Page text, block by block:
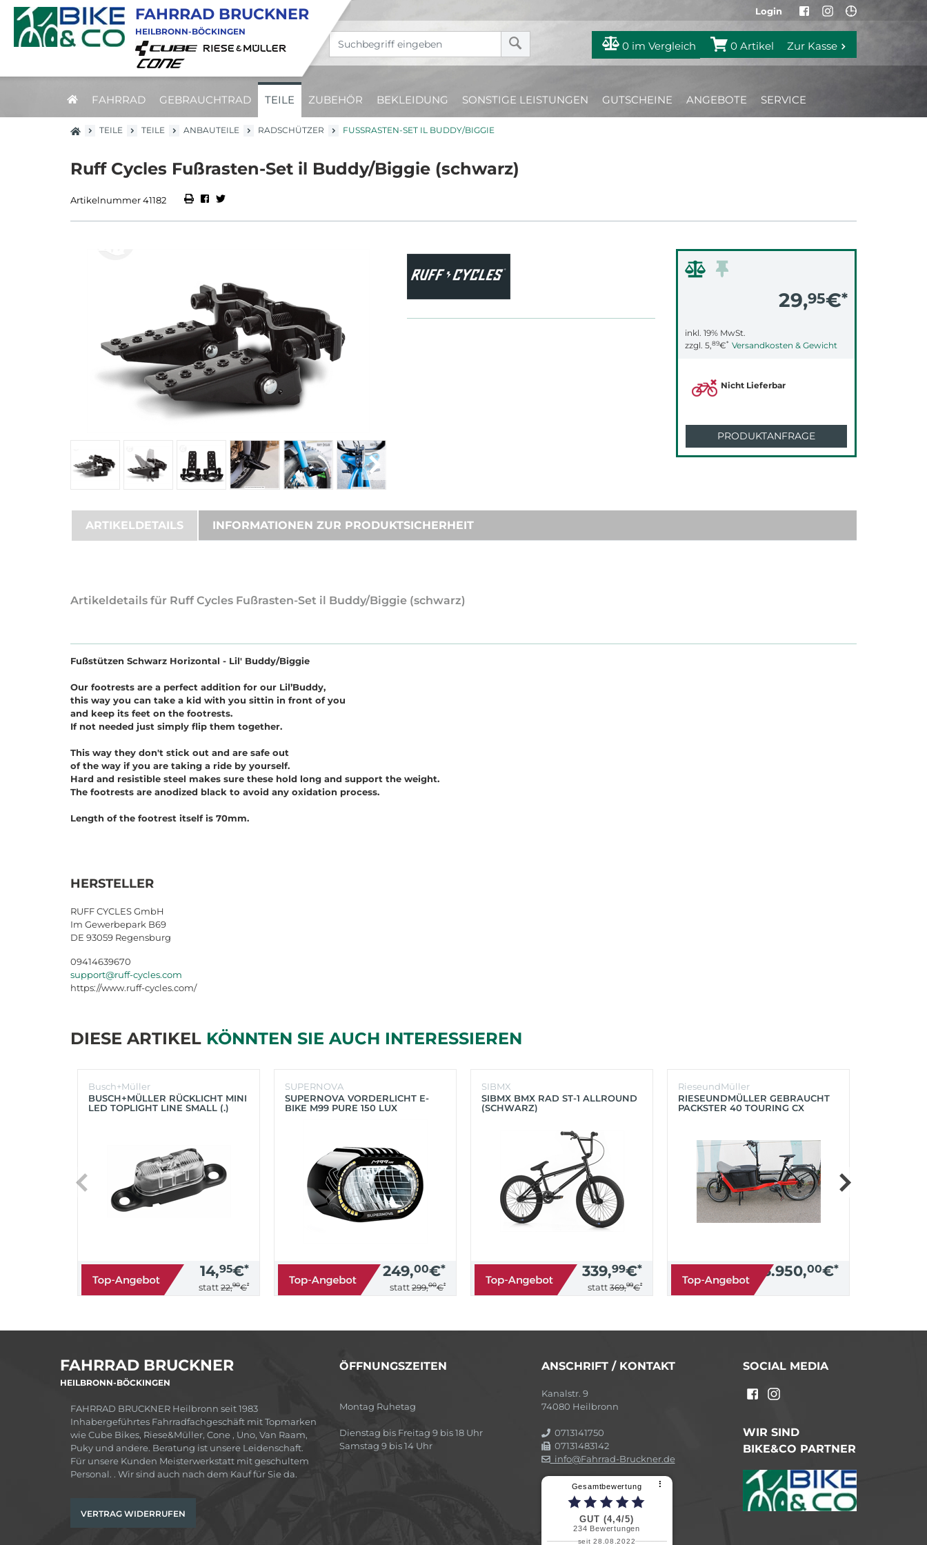
Login
0 im Vergleich 0 Artikel Zur Kasse
FAHRRAD GEBRAUCHTRAD TEILE ZUBEHÖR BEKLEIDUNG SONSTIGE LEISTUNGEN GUTSCHEINE ANGEBOTE SERVICE
FAHRRAD BRUCKNER
HEILBRONN-BÖCKINGEN
TEILE TEILE ANBAUTEILE RADSCHÜTZER FUSSRASTEN-SET IL BUDDY/BIGGIE
Ruff Cycles Fußrasten-Set il Buddy/Biggie (schwarz)
Artikelnummer 41182
29,95€*
inkl. 19% MwSt.
zzgl. 5,89€* Versandkosten & Gewicht
Nicht Lieferbar
PRODUKTANFRAGE
ARTIKELDETAILS INFORMATIONEN ZUR PRODUKTSICHERHEIT
Artikeldetails für Ruff Cycles Fußrasten-Set il Buddy/Biggie (schwarz)
Fußstützen Schwarz Horizontal - Lil' Buddy/Biggie
Our footrests are a perfect addition for our Lil’Buddy,
this way you can take a kid with you sittin in front of you
and keep its feet on the footrests.
If not needed just simply flip them together.
This way they don't stick out and are safe out
of the way if you are taking a ride by yourself.
Hard and resistible steel makes sure these hold long and support the weight.
The footrests are anodized black to avoid any oxidation process.
Length of the footrest itself is 70mm.
HERSTELLER
RUFF CYCLES GmbH
Im Gewerbepark B69
DE 93059 Regensburg
09414639670
support@ruff-cycles.com
https://www.ruff-cycles.com/
DIESE ARTIKEL KÖNNTEN SIE AUCH INTERESSIEREN
Busch+Müller
BUSCH+MÜLLER RÜCKLICHT MINI
LED TOPLIGHT LINE SMALL (.)
14,95€*
statt 22,90€*
SUPERNOVA
SUPERNOVA VORDERLICHT E-
BIKE M99 PURE 150 LUX
249,00€*
statt 299,00€*
SIBMX
SIBMX BMX RAD ST-1 ALLROUND
(SCHWARZ)
339,99€*
statt 369,99€*
RieseundMüller
RIESEUNDMÜLLER GEBRAUCHT
PACKSTER 40 TOURING CX
3.950,00€*
FAHRRAD BRUCKNER
HEILBRONN-BÖCKINGEN
FAHRRAD BRUCKNER Heilbronn seit 1983
Inhabergeführtes Fahrradfachgeschäft mit Topmarken
wie Cube Bikes, Riese&Müller, Cone , Uno, Van Raam,
Puky und andere. Beratung ist unsere Leidenschaft.
Für unsere Kunden Meisterwerkstatt mit geschultem
Personal. . Wir sind auch nach dem Kauf für Sie da.
VERTRAG WIDERRUFEN
ÖFFNUNGSZEITEN
Montag Ruhetag
Dienstag bis Freitag 9 bis 18 Uhr
Samstag 9 bis 14 Uhr
ANSCHRIFT / KONTAKT
Kanalstr. 9
74080 Heilbronn
0713141750
07131483142
info@Fahrrad-Bruckner.de
Gesamtbewertung ⠇
GUT (4,4/5)
234 Bewertungen
seit 28.08.2022
SOCIAL MEDIA
WIR SIND
BIKE&CO PARTNER